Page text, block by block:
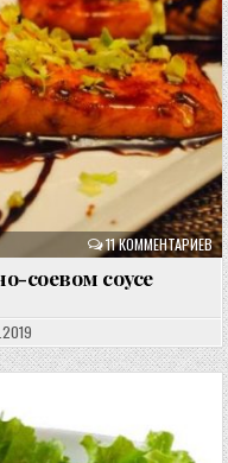
11 КОММЕНТАРИЕВ
соевом соусе